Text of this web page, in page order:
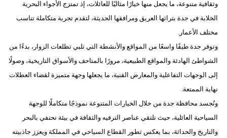
وتكنولوجيا
مدوَّنات
أبراج
سيارات
وثقافية متنوعة، ما يجعل منها خيارًا مثاليًا للعائلات، إذ تمتزج الأجواء البحرية
الخلابة في جدة بتراثها العريق ومرافقها الحديثة، لتقدم تجربة متكاملة تناسب
مختلف الأعمار.
وتوفر جدة طيفًا واسعًا من المواقع والأنشطة التي تلبي تطلعات الزوار، بدءًا من
الشواطئ الهادئة والمواقع الطبيعية، مرورًا بالمتاحف والأسواق التاريخية، وصولًا
إلى الوجهات التفاعلية والمعارض الفنية، ما يجعلها وجهة متميزة لقضاء العطلات
نهاية الممتعة.
وتُجسد محافظة جدة من خلال الخيارات المتنوعة نموذجًا متكاملًا للوجهة
السياحية العائلية، حيث تلتقي عناصر الترفيه والثقافة في بيئة تحتفي بالبحر
والتاريخ والحداثة، بما يعكس تطور القطاع السياحي في المملكة ويعزز جاذبيته